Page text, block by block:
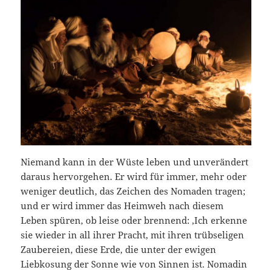
Niemand kann in der Wüste leben und unverändert
daraus hervorgehen. Er wird für immer, mehr oder
weniger deutlich, das Zeichen des Nomaden tragen;
und er wird immer das Heimweh nach diesem
Leben spüren, ob leise oder brennend: ‚Ich erkenne
sie wieder in all ihrer Pracht, mit ihren trübseligen
Zaubereien, diese Erde, die unter der ewigen
Liebkosung der Sonne wie von Sinnen ist. Nomadin